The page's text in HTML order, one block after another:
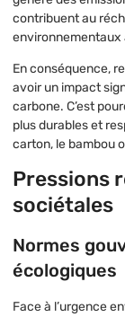
contribuent au
environnementaux
En conséquence,
avoir un impact
carbone. C’est
plus durables et
carton, le bambou
Pressions
sociétales
Normes
écologiques
Face à l’urgence